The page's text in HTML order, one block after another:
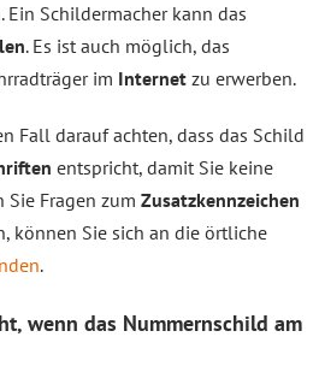
Ein Schildermacher kann das
. Es ist auch möglich, das
im Internet zu erwerben.
Fall darauf achten, dass das Schild
entspricht, damit Sie keine
Sie Fragen zum Zusatzkennzeichen
können Sie sich an die örtliche
.
wenn das Nummernschild am